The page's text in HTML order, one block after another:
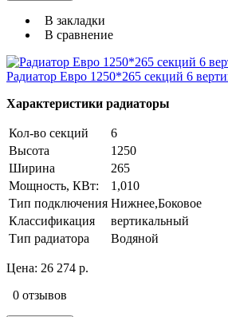
В закладки
В сравнение
Радиатор Евро 1250*265 секций 6
Характеристики радиаторы
Кол-во секций
6
Высота
1250
Ширина
265
Мощность, КВт:
1,010
Тип подключения Нижнее,Боковое
Классификация
вертикальный
Тип радиатора
Водяной
Цена: 26 274 р.
0 отзывов